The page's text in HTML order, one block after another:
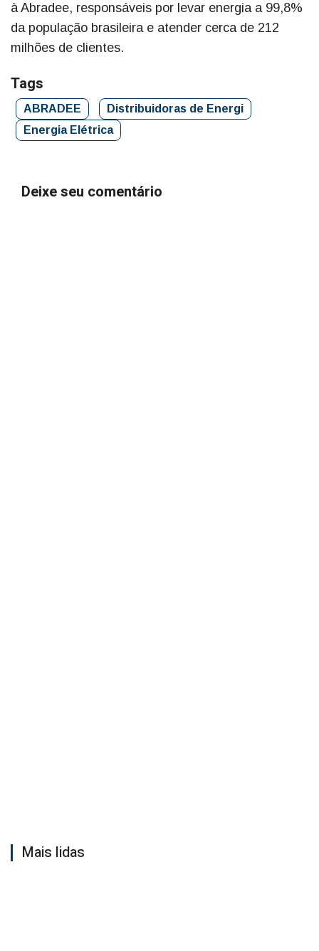
à Abradee, responsáveis por levar energia a 99,8%
da população brasileira e atender cerca de 212
milhões de clientes.
Tags
ABRADEE
Distribuidoras de Energi
Energia Elétrica
Deixe seu comentário
Mais lidas